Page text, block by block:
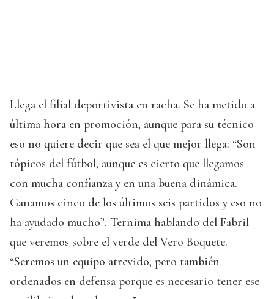
Llega el filial deportivista en racha. Se ha metido a
última hora en promoción, aunque para su técnico
eso no quiere decir que sea el que mejor llega: “Son
tópicos del fútbol, aunque es cierto que llegamos
con mucha confianza y en una buena dinámica.
Ganamos cinco de los últimos seis partidos y eso no
ha ayudado mucho”. Ternima hablando del Fabril
que veremos sobre el verde del Vero Boquete.
“Seremos un equipo atrevido, pero también
ordenados en defensa porque es necesario tener ese